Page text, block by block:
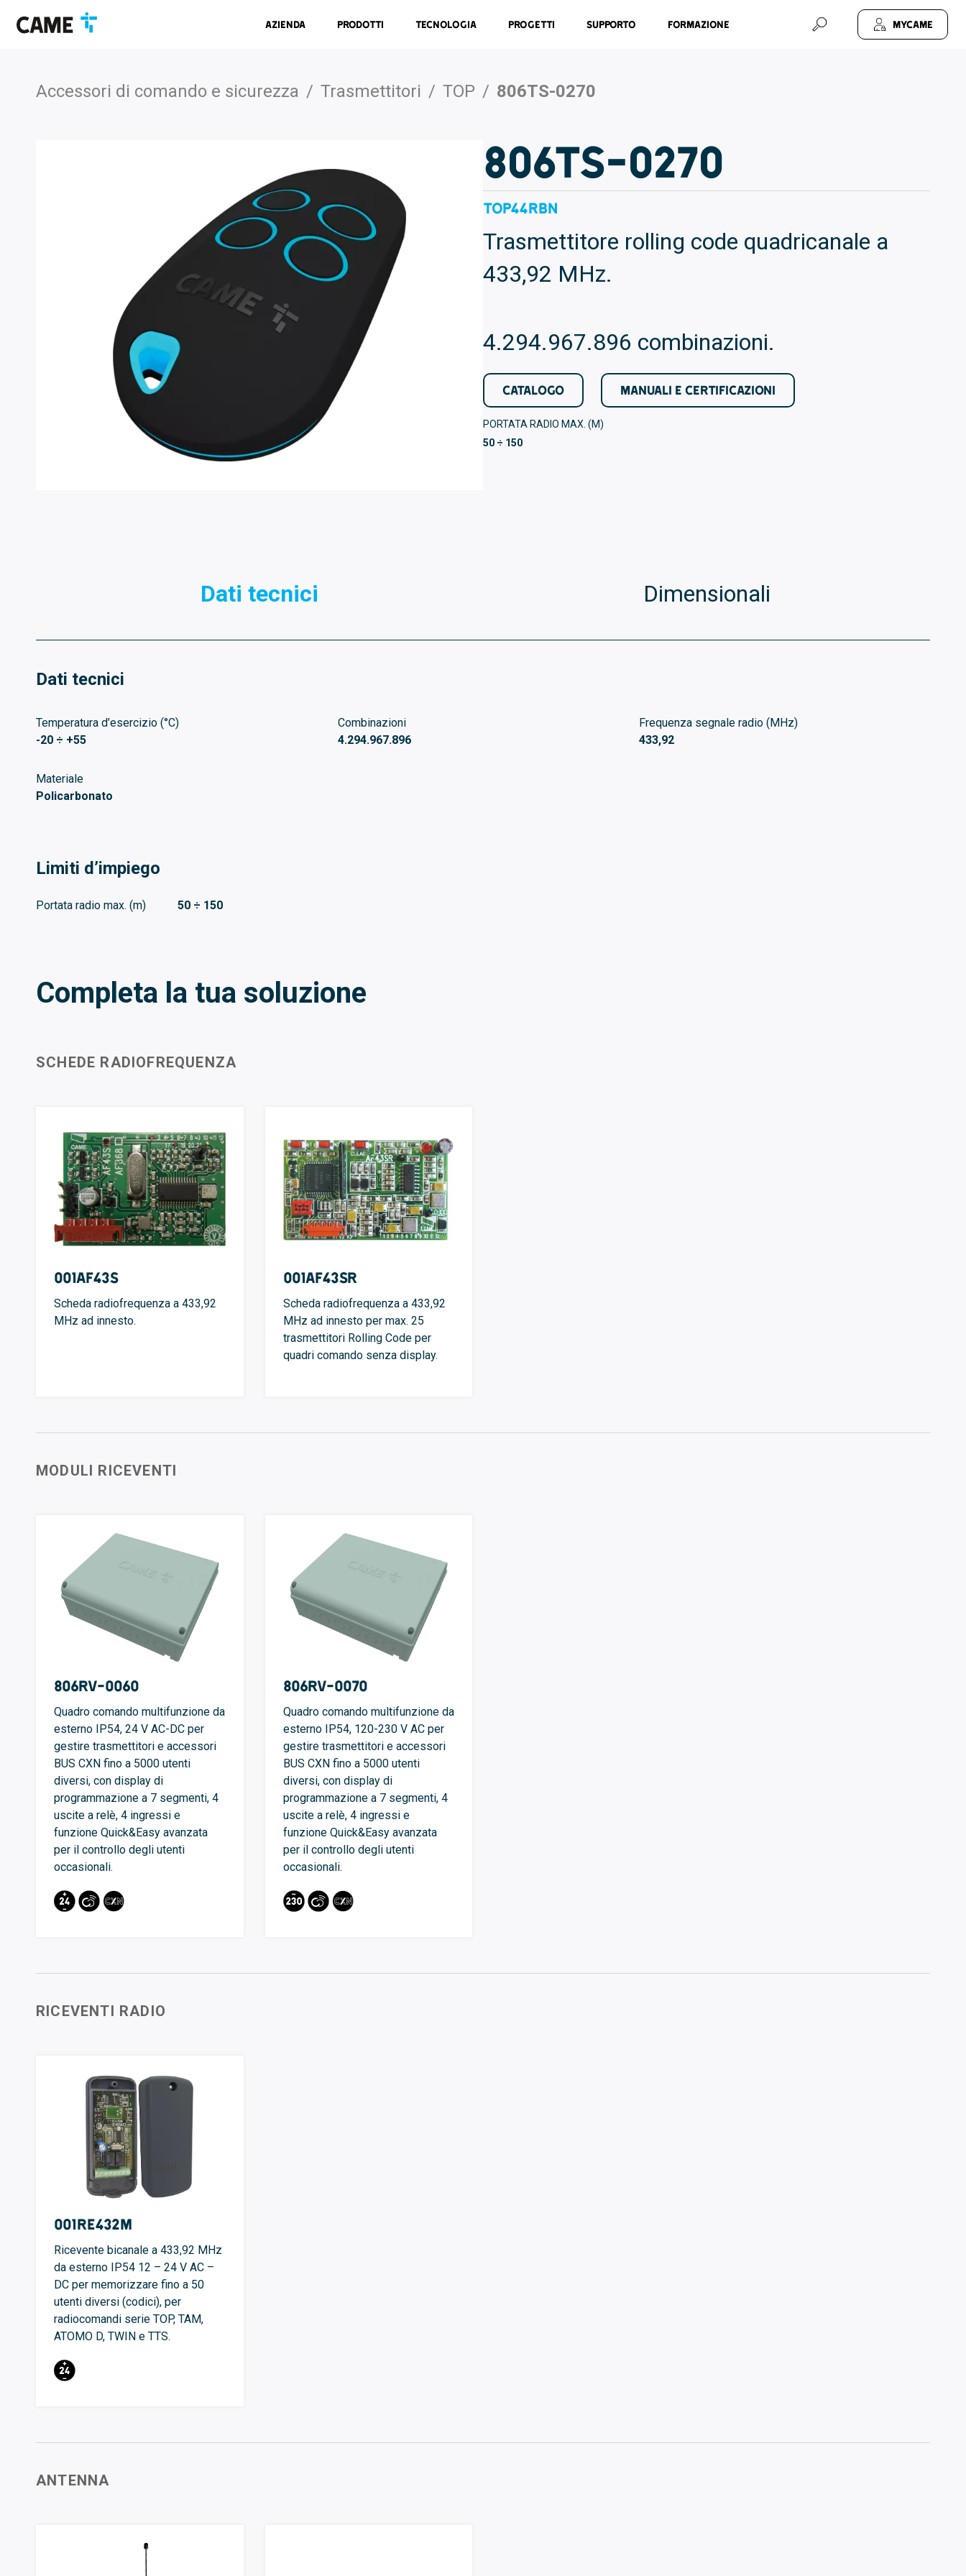
barra
contenuto
footer
Azienda Prodotti Tecnologia Progetti Supporto Formazione MyCAME
Accessori di comando e sicurezza / Trasmettitori / TOP / 806TS-0270
806TS-0270
TOP44RBN
Trasmettitore rolling code quadricanale a
433,92 MHz.
4.294.967.896 combinazioni.
CATALOGO MANUALI E CERTIFICAZIONI
PORTATA RADIO MAX. (M)
50 ÷ 150
Dati tecnici Dimensionali
Dati tecnici
Temperatura d’esercizio (°C)
-20 ÷ +55
Combinazioni
4.294.967.896
Frequenza segnale radio (MHz)
433,92
Materiale
Policarbonato
Limiti d’impiego
Portata radio max. (m) 50 ÷ 150
Completa la tua soluzione
SCHEDE RADIOFREQUENZA
001AF43S
Scheda radiofrequenza a 433,92
MHz ad innesto.
001AF43SR
Scheda radiofrequenza a 433,92
MHz ad innesto per max. 25
trasmettitori Rolling Code per
quadri comando senza display.
MODULI RICEVENTI
806RV-0060
Quadro comando multifunzione da
esterno IP54, 24 V AC-DC per
gestire trasmettitori e accessori
BUS CXN fino a 5000 utenti
diversi, con display di
programmazione a 7 segmenti, 4
uscite a relè, 4 ingressi e
funzione Quick&Easy avanzata
per il controllo degli utenti
occasionali.
806RV-0070
Quadro comando multifunzione da
esterno IP54, 120-230 V AC per
gestire trasmettitori e accessori
BUS CXN fino a 5000 utenti
diversi, con display di
programmazione a 7 segmenti, 4
uscite a relè, 4 ingressi e
funzione Quick&Easy avanzata
per il controllo degli utenti
occasionali.
RICEVENTI RADIO
001RE432M
Ricevente bicanale a 433,92 MHz
da esterno IP54 12 – 24 V AC –
DC per memorizzare fino a 50
utenti diversi (codici), per
radiocomandi serie TOP, TAM,
ATOMO D, TWIN e TTS.
ANTENNA